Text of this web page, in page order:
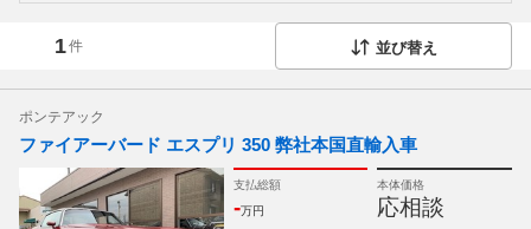
1件 並び替え
ポンテアック
ファイアーバード エスプリ 350 弊社本国直輸入車
支払総額
-万円
本体価格
応相談